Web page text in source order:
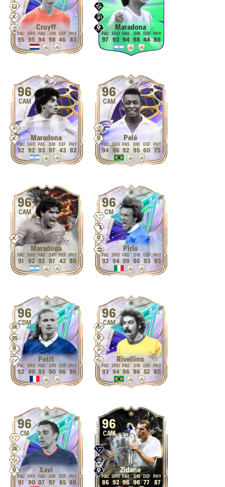
Cruyff
95 95 94 98 46 83
Maradona
97 93 94 98 44 86
96
CAM
Maradona
92 92 93 97 43 82
96
CAM
Pelé
94 96 92 95 60 75
96
CAM
Maradona
91 92 92 97 42 80
96
CM
Pirlo
92 94 99 96 93 93
96
CDM
Petit
92 90 93 90 96 96
96
CAM
Rivellino
93 94 96 96 52 80
96
CM
Xavi
91 90 97 97 85 88
96
CAM
Zidane
86 92 96 96 77 87